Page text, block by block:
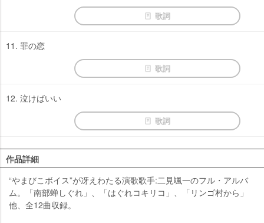
歌詞
11. 罪の恋
歌詞
12. 泣けばいい
歌詞
作品詳細
“やまびこボイス”が冴えわたる演歌歌手:二見颯一のフル・アルバ
ム。「南部蝉しぐれ」、「はぐれコキリコ」、「リンゴ村から」
他、全12曲収録。